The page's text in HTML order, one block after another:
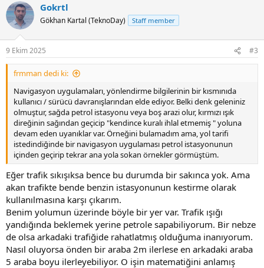
c
t
i
s
:
Gokrtl
Gökhan Kartal (TeknoDay) Staff member
9 Ekim 2025 #3
frmman dedi ki:
Navigasyon uygulamaları, yönlendirme bilgilerinin bir kısmınıda
kullanıcı / sürücü davranışlarından elde ediyor. Belki denk geleniniz
olmuştur, sağda petrol istasyonu veya boş arazi olur, kırmızı ışık
direğinin sağından geçicip "kendince kuralı ihlal etmemiş " yoluna
devam eden uyanıklar var. Örneğini bulamadım ama, yol tarifi
istedindiğinde bir navigasyon uygulaması petrol istasyonunun
içinden geçirip tekrar ana yola sokan örnekler görmüştüm.
Eğer trafik sıkışıksa bence bu durumda bir sakınca yok. Ama
akan trafikte bende benzin istasyonunun kestirme olarak
kullanılmasına karşı çıkarım.
Benim yolumun üzerinde böyle bir yer var. Trafik ışığı
yandığında beklemek yerine petrole sapabiliyorum. Bir nebze
de olsa arkadaki trafiğide rahatlatmış olduğuma inanıyorum.
Nasıl oluyorsa önden bir araba 2m ilerlese en arkadaki araba
5 araba boyu ilerleyebiliyor. O işin matematiğini anlamış